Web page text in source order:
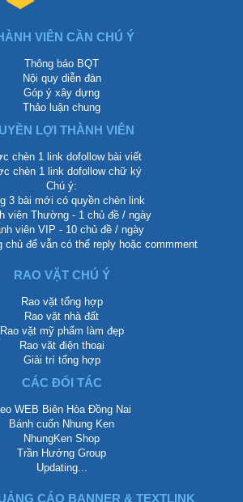
VIÊN CẦN CHÚ Ý
Thông báo BQT
Nội quy diễn đàn
Góp ý xây dựng
Thảo luận chung
LỢI THÀNH VIÊN
chèn 1 link dofollow bài viết
chèn 1 link dofollow chữ ký
Chú ý:
3 bài mới có quyền chèn link
viên Thường - 1 chủ đề / ngày
viên VIP - 10 chủ đề / ngày
chủ để vẫn có thể reply hoặc commment
RAO VẶT CHÚ Ý
Rao vặt tổng hợp
Rao vặt nhà đất
Rao vặt mỹ phẩm làm đẹp
Rao vặt điện thoại
Giải trí tổng hợp
CÁC ĐỐI TÁC
WEB Biên Hòa Đồng Nai
Bánh cuốn Nhung Ken
NhungKen Shop
Trần Hướng Group
Updating...
CÁO BANNER & TEXTLINK